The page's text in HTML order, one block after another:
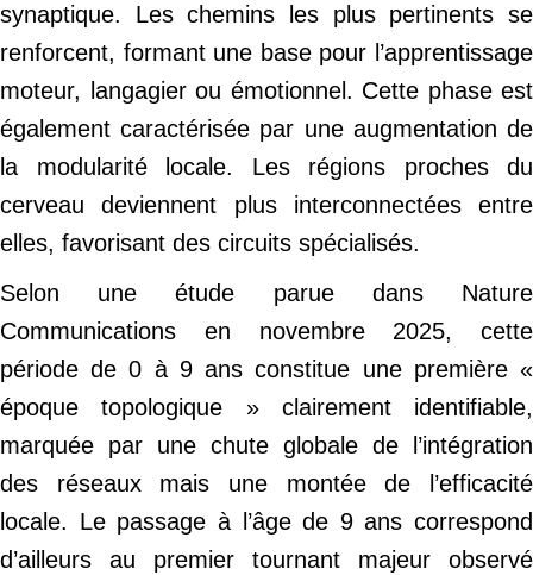
synaptique. Les chemins les plus pertinents se
renforcent, formant une base pour l’apprentissage
moteur, langagier ou émotionnel. Cette phase est
également caractérisée par une augmentation de
la modularité locale. Les régions proches du
cerveau deviennent plus interconnectées entre
elles, favorisant des circuits spécialisés.
Selon une étude parue dans Nature
Communications en novembre 2025, cette
période de 0 à 9 ans constitue une première «
époque topologique » clairement identifiable,
marquée par une chute globale de l’intégration
des réseaux mais une montée de l’efficacité
locale. Le passage à l’âge de 9 ans correspond
d’ailleurs au premier tournant majeur observé